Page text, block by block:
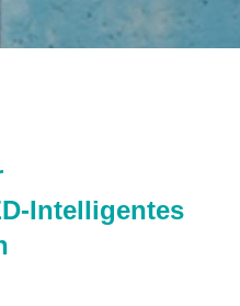
Intelligentes